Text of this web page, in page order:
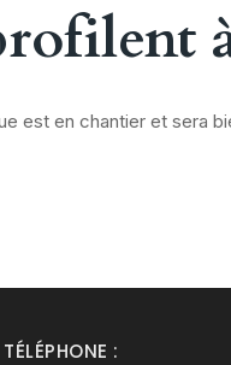
est en chantier et sera
TÉLÉPHONE :